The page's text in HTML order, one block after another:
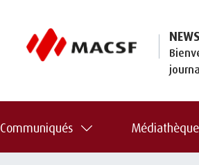
Communiqués Médiathèque